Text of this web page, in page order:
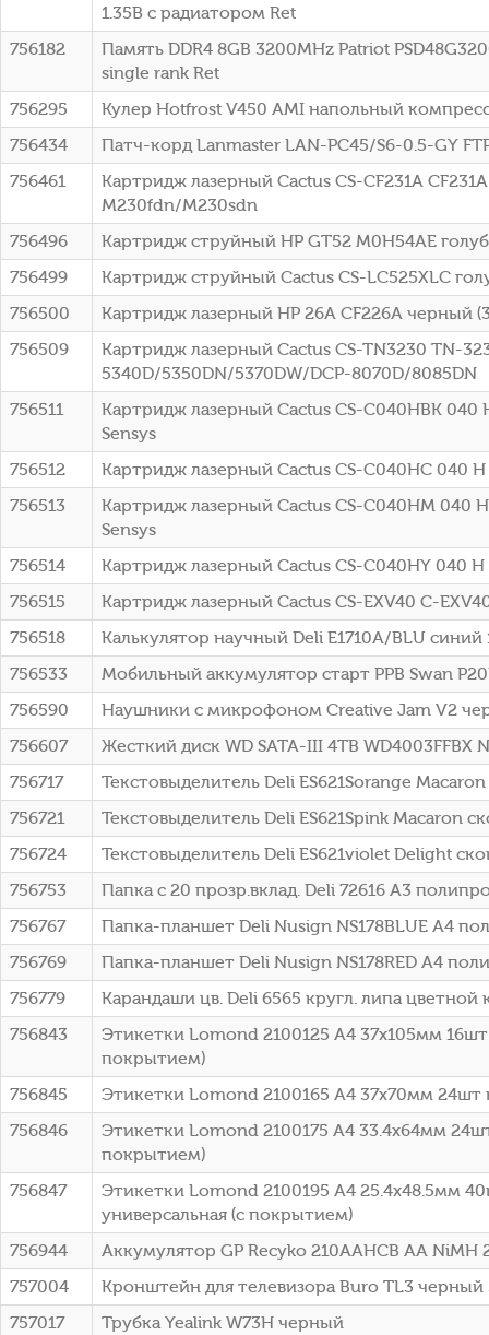
1.35В с радиатором Ret
756182
Память DDR4 8GB 3200MHz Patriot
single rank Ret
756295
Кулер Hotfrost V450 AMI напольный
756434
Патч-корд Lanmaster LAN-PC45/S6-0.5-GY
756461
Картридж лазерный Cactus CS-CF231A
M230fdn/M230sdn
756496
Картридж струйный HP GT52 M0H54AE
756499
Картридж струйный Cactus CS-LC525XLC
756500
Картридж лазерный HP 26A CF226A черный
756509
Картридж лазерный Cactus CS-TN3230 TN-
5340D/5350DN/5370DW/DCP-8070D/8085DN
756511
Картридж лазерный Cactus CS-C040HBK 040
Sensys
756512
Картридж лазерный Cactus CS-C040HC 040 H
756513
Картридж лазерный Cactus CS-C040HM 040
Sensys
756514
Картридж лазерный Cactus CS-C040HY 040 H
756515
Картридж лазерный Cactus CS-EXV40 C-
756518
Калькулятор научный Deli E1710A/BLU синий
756533
Мобильный аккумулятор старт PPB Swan
756590
Наушники с микрофоном Creative Jam V2
756607
Жесткий диск WD SATA-III 4TB WD4003FFBX
756717
Текстовыделитель Deli ES621Sorange
756721
Текстовыделитель Deli ES621Spink
756724
Текстовыделитель Deli ES621violet Delight
756753
Папка с 20 прозр.вклад. Deli 72616 A3
756767
Папка-планшет Deli Nusign NS178BLUE A4
756769
Папка-планшет Deli Nusign NS178RED A4
756779
Карандаши цв. Deli 6565 кругл. липа цветной
756843
Этикетки Lomond 2100125 A4 37x105мм
покрытием)
756845
Этикетки Lomond 2100165 A4 37x70мм
756846
Этикетки Lomond 2100175 A4 33.4x64мм
покрытием)
756847
Этикетки Lomond 2100195 A4 25.4x48.5мм
универсальная (с покрытием)
756944
Аккумулятор GP Recyko 210AAHCB AA NiMH
757004
Кронштейн для телевизора Buro TL3 черный
757017
Трубка Yealink W73H черный